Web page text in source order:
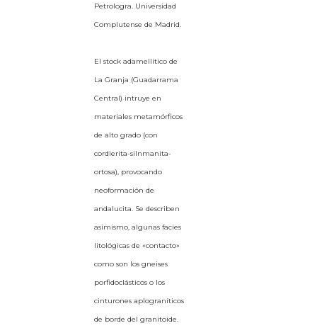
Petrologra. Universidad
Complutense de Madrid.
El stock adamellítico de
La Granja (Guadarrama
Central) intruye en
materiales metamórficos
de alto grado (con
cordierita-silnmanita-
ortosa), provocando
neoformación de
andalucita. Se describen
asímismo, algunas facies
litológicas de «contacto»
como son los gneises
porfidoclásticos o los
cinturones aplograníticos
de borde del granitoide.